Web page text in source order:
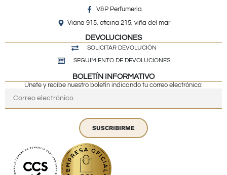
V&P Perfumeria
Viana 915, oficina 215, viña del mar
DEVOLUCIONES
SOLICITAR DEVOLUCIÓN
SEGUIMIENTO DE DEVOLUCIONES
BOLETÍN INFORMATIVO
Únete y recibe nuestro boletín indicando tu correo electrónico:
SUSCRIBIRME